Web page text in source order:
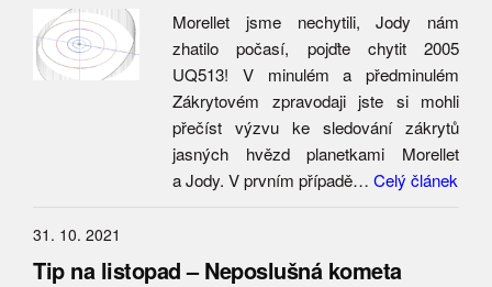
Morellet jsme nechytili, Jody nám
zhatilo počasí, pojďte chytit 2005
UQ513! V minulém a předminulém
Zákrytovém zpravodaji jste si mohli
přečíst výzvu ke sledování zákrytů
jasných hvězd planetkami Morellet
a Jody. V prvním případě… Celý článek
31. 10. 2021
Tip na listopad – Neposlušná kometa